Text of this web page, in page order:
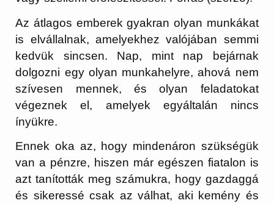
Az átlagos emberek gyakran olyan munkákat
is elvállalnak, amelyekhez valójában semmi
kedvük sincsen. Nap, mint nap bejárnak
dolgozni egy olyan munkahelyre, ahová nem
szívesen mennek, és olyan feladatokat
végeznek el, amelyek egyáltalán nincs
ínyükre.
Ennek oka az, hogy mindenáron szükségük
van a pénzre, hiszen már egészen fiatalon is
azt tanították meg számukra, hogy gazdaggá
és sikeressé csak az válhat, aki kemény és